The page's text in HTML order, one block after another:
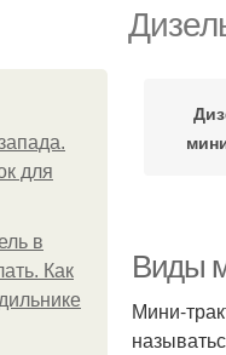
для
в
Как
Виды
Мини-